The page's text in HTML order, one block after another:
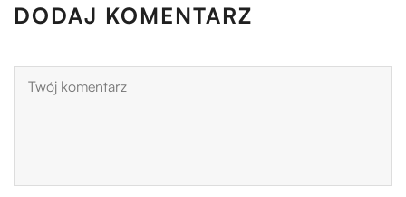
DODAJ KOMENTARZ